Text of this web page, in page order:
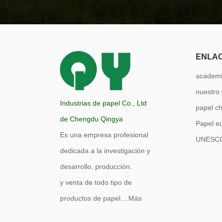
Industrias de papel Co., Ltd
de Chengdu Qingya
Es una empresa profesional
dedicada a la investigación y
desarrollo, producción.
y venta de todo tipo de
productos de papel.... Más
nuestro
papel
Papel